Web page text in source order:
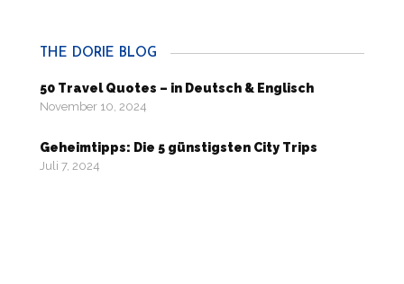
THE DORIE BLOG
50 Travel Quotes – in Deutsch & Englisch
November 10, 2024
Geheimtipps: Die 5 günstigsten City Trips
Juli 7, 2024